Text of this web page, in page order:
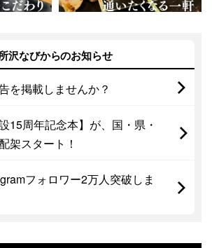
沢なびからのお知らせ
を掲載しませんか？
15周年記念本】が、国・県・
架スタート！
フォロワー2万人突破しま